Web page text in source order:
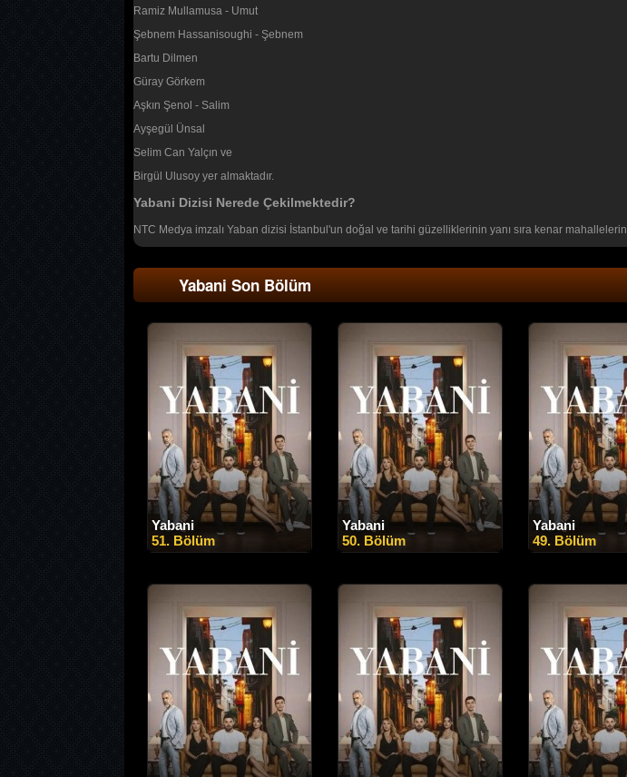
Ramiz Mullamusa - Umut
Şebnem Hassanisoughi - Şebnem
Bartu Dilmen
Güray Görkem
Aşkın Şenol - Salim
Ayşegül Ünsal
Selim Can Yalçın ve
Birgül Ulusoy yer almaktadır.
Yabani Dizisi Nerede Çekilmektedir?
NTC Medya imzalı Yaban dizisi İstanbul'un doğal ve tarihi güzelliklerinin yanı sıra kenar
Yabani Son Bölüm
Yabani
51. Bölüm
Yabani
50. Bölüm
Yabani
49. Bölüm